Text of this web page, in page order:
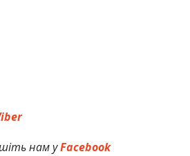
нам уFacebook